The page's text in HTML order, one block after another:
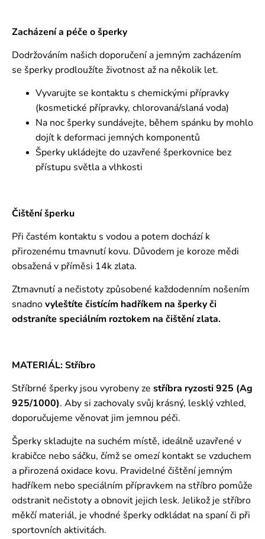
Zacházení a péče o šperky
Dodržováním našich doporučení a jemným zacházením
se šperky prodloužíte životnost až na několik let.
Vyvarujte se kontaktu s chemickými přípravky
(kosmetické přípravky, chlorovaná/slaná voda)
Na noc šperky sundávejte, během spánku by mohlo
dojít k deformaci jemných komponentů
Šperky ukládejte do uzavřené šperkovnice bez
přístupu světla a vlhkosti
Čištění šperku
Při častém kontaktu s vodou a potem dochází k
přirozenému tmavnutí kovu. Důvodem je koroze mědi
obsažená v příměsi 14k zlata.
Ztmavnutí a nečistoty způsobené každodenním nošením
snadnovyleštíte čistícím hadříkem na šperky či
odstraníte speciálním roztokem na čištění zlata.
MATERIÁL: Stříbro
Stříbrné šperky jsou vyrobeny ze stříbra ryzosti 925 (Ag
925/1000). Aby si zachovaly svůj krásný, lesklý vzhled,
doporučujeme věnovat jim jemnou péči.
Šperky skladujte na suchém místě, ideálně uzavřené v
krabičce nebo sáčku, čímž se omezí kontakt se vzduchem
a přirozená oxidace kovu. Pravidelné čištění jemným
hadříkem nebo speciálním přípravkem na stříbro pomůže
odstranit nečistoty a obnovit jejich lesk. Jelikož je stříbro
měkčí materiál, je vhodné šperky odkládat na spaní či při
sportovních aktivitách.